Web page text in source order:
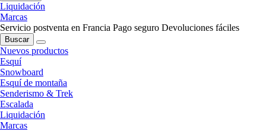
Liquidación
Marcas
Servicio postventa en Francia Pago seguro Devoluciones fáciles
Buscar
Nuevos productos
Esquí
Snowboard
Esquí de montaña
Senderismo & Trek
Escalada
Liquidación
Marcas